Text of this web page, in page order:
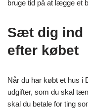
bruge tid på at lægge et
Sæt dig ind
efter købet
Når du har købt et hus i
udgifter, som du skal
skal du betale for ting